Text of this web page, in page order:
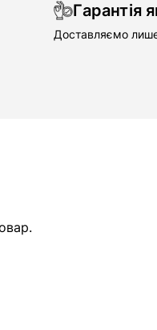
Гарантія
Доставляємо лише